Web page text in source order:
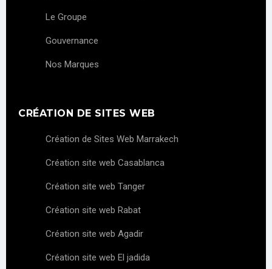
Le Groupe
Gouvernance
Nos Marques
CRÉATION DE SITES WEB
Création de Sites Web Marrakech
Création site web Casablanca
Création site web Tanger
Création site web Rabat
Création site web Agadir
Création site web El jadida